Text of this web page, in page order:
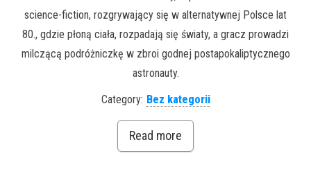
science-fiction, rozgrywający się w alternatywnej Polsce lat
80., gdzie płoną ciała, rozpadają się światy, a gracz prowadzi
milczącą podróżniczkę w zbroi godnej postapokaliptycznego
astronauty.
Category: Bez kategorii
Read more